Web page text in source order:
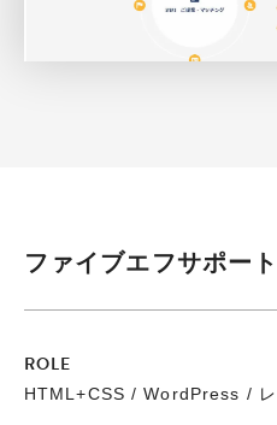
ファイブエフサポー
ROLE
HTML+CSS / WordPress / レ